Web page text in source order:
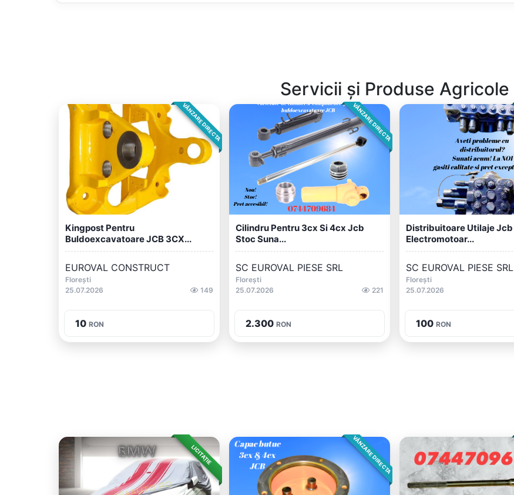
Servicii și Produse Agricole
VÂNZARE DIRECTA
Kingpost Pentru
Buldoexcavatoare JCB 3CX...
EUROVAL CONSTRUCT
Florești
25.07.2026
149
10 RON
VÂNZARE DIRECTA
Cilindru Pentru 3cx Si 4cx Jcb
Stoc Suna...
SC EUROVAL PIESE SRL
Florești
25.07.2026
221
2.300 RON
Distribuitoare Utilaje Jcb
Electromotoar...
SC EUROVAL PIESE SRL
Florești
25.07.2026
100 RON
LICITAȚIE VÂNZARE DIRECTA